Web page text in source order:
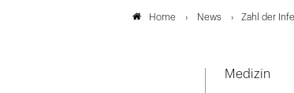
Home News Zahl der
Medizin